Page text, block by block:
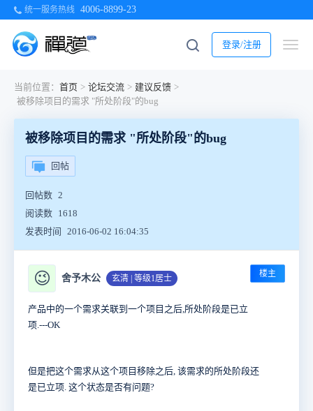
统一服务热线 4006-8899-23
登录/注册
当前位置： 首页 > 论坛交流 > 建议反馈 >
被移除项目的需求 "所处阶段"的bug
被移除项目的需求 "所处阶段"的bug
回帖
回帖数 2
阅读数 1618
发表时间
2016-06-02 16:04:35
😉 舍予木公 玄清 | 等级1居士 楼主
产品中的一个需求关联到一个项目之后,所处阶段是已立
项.---OK
但是把这个需求从这个项目移除之后, 该需求的所处阶段还
是已立项. 这个状态是否有问题?